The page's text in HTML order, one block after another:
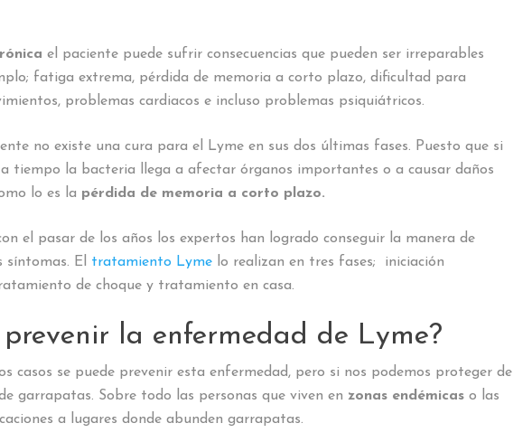
el paciente puede sufrir consecuencias que pueden ser irreparables
fatiga extrema, pérdida de memoria a corto plazo, dificultad para
problemas cardiacos e incluso problemas psiquiátricos.
no existe una cura para el Lyme en sus dos últimas fases. Puesto que si
tiempo la bacteria llega a afectar órganos importantes o a causar daños
lo es la pérdida de memoria a corto plazo.
el pasar de los años los expertos han logrado conseguir la manera de
síntomas. El tratamiento Lyme lo realizan en tres fases; iniciación
de choque y tratamiento en casa.
prevenir la enfermedad de Lyme?
casos se puede prevenir esta enfermedad, pero si nos podemos proteger de
garrapatas. Sobre todo las personas que viven en zonas endémicas o las
a lugares donde abunden garrapatas.